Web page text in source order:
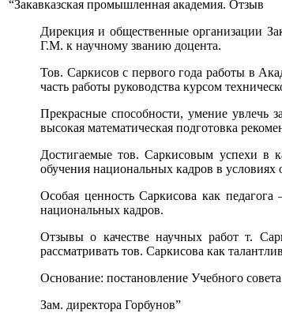
“Закавказская промышленная академия. Отзыв
Дирекция и общественные организации
Г.М. к научному званию доцента.
Тов. Саркисов с первого года работы в
часть работы руководства курсом
Прекрасные способности, умение увлечь
высокая математическая подготовка
Достигаемые тов. Саркисовым успехи в
обучения национальных кадров в условиях
Особая ценность Саркисова как
национальных кадров.
Отзывы о качестве научных работ т.
рассматривать тов. Саркисова как
Основание: постановление Учебного
Зам. директора Горбунов”